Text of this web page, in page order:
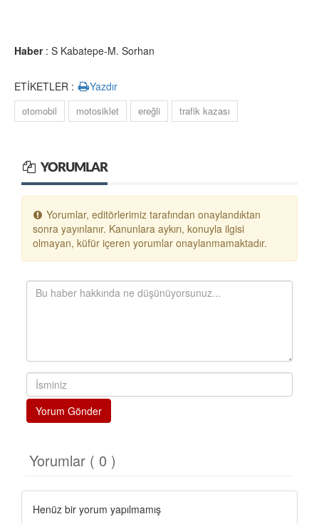
Haber: S Kabatepe-M. Sorhan
ETİKETLER : Yazdır
otomobil motosiklet ereğli trafik kazası
YORUMLAR
Yorumlar, editörlerimiz tarafından onaylandıktan
sonra yayınlanır. Kanunlara aykırı, konuyla ilgisi
olmayan, küfür içeren yorumlar onaylanmamaktadır.
Yorum Gönder
Yorumlar ( 0 )
Henüz bir yorum yapılmamış